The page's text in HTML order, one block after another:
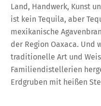
Land, Handwerk, Kunst
ist kein Tequila, aber
mexikanische
der Region Oaxaca. Und
traditionelle Art und
Familiendistellerien
Erdgruben mit heißen